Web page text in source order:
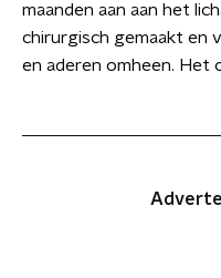
maanden aan aan het
chirurgisch gemaakt en
en aderen omheen. Het